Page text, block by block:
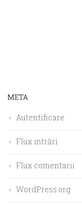
META
Autentificare
Flux intrări
Flux comentarii
WordPress.org